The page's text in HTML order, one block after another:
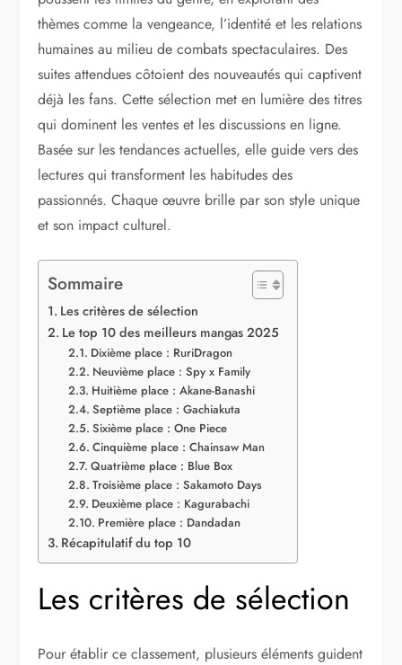
thèmes comme la vengeance, l’identité et les relations
humaines au milieu de combats spectaculaires. Des
suites attendues côtoient des nouveautés qui captivent
déjà les fans. Cette sélection met en lumière des titres
qui dominent les ventes et les discussions en ligne.
Basée sur les tendances actuelles, elle guide vers des
lectures qui transforment les habitudes des
passionnés. Chaque œuvre brille par son style unique
et son impact culturel.
Sommaire
Les critères de sélection
Le top 10 des meilleurs mangas 2025
Dixième place : RuriDragon
Neuvième place : Spy x Family
Huitième place : Akane-Banashi
Septième place : Gachiakuta
Sixième place : One Piece
Cinquième place : Chainsaw Man
Quatrième place : Blue Box
Troisième place : Sakamoto Days
Deuxième place : Kagurabachi
Première place : Dandadan
Récapitulatif du top 10
Les critères de sélection
Pour établir ce classement, plusieurs éléments guident